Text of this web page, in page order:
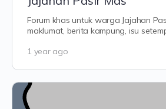
Forum khas untuk warga Jajahan
maklumat, berita kampung, isu
1 year ago